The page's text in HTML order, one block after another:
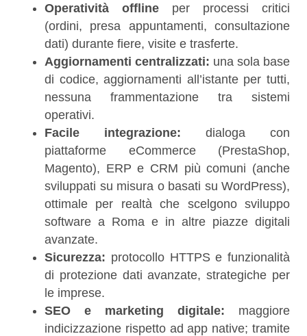
Operatività offline per processi critici
(ordini, presa appuntamenti, consultazione
dati) durante fiere, visite e trasferte.
Aggiornamenti centralizzati: una sola base
di codice, aggiornamenti all’istante per tutti,
nessuna frammentazione tra sistemi
operativi.
Facile integrazione: dialoga con
piattaforme eCommerce (PrestaShop,
Magento), ERP e CRM più comuni (anche
sviluppati su misura o basati su WordPress),
ottimale per realtà che scelgono sviluppo
software a Roma e in altre piazze digitali
avanzate.
Sicurezza: protocollo HTTPS e funzionalità
di protezione dati avanzate, strategiche per
le imprese.
SEO e marketing digitale: maggiore
indicizzazione rispetto ad app native; tramite